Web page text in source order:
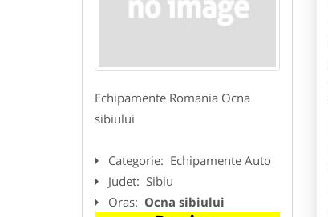
Echipamente Romania Ocna
sibiului
Categorie: Echipamente Auto
Judet: Sibiu
Oras: Ocna sibiului